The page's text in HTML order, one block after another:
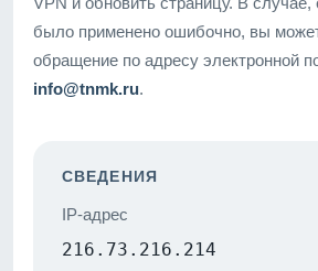
было применено ошибочно, вы
обращение по адресу электронной
info@tnmk.ru.
СВЕДЕНИЯ
IP-адрес
216.73.216.214